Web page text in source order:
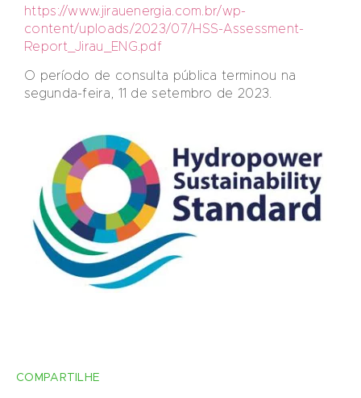
https://www.jirauenergia.com.br/wp-
content/uploads/2023/07/HSS-Assessment-
Report_Jirau_ENG.pdf
O período de consulta pública terminou na
segunda-feira, 11 de setembro de 2023.
COMPARTILHE